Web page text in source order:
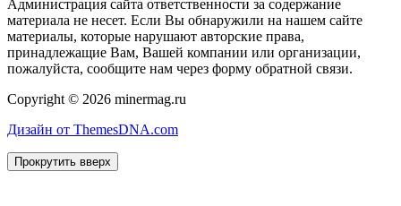
Администрация сайта ответственности за содержание
материала не несет. Если Вы обнаружили на нашем сайте
материалы, которые нарушают авторские права,
принадлежащие Вам, Вашей компании или организации,
пожалуйста, сообщите нам через форму обратной связи.
Copyright © 2026 minermag.ru
Дизайн от ThemesDNA.com
Прокрутить вверх